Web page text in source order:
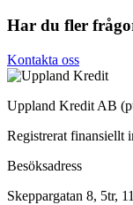
Har du fler
Kontakta oss
Uppland Kredit AB
Registrerat finansiellt
Besöksadress
Skeppargatan 8, 5tr,